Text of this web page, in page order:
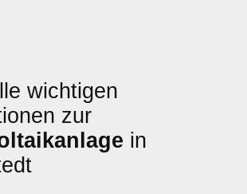
wichtigen
zur
in